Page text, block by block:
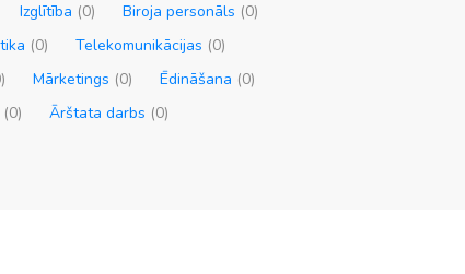
Izglītība (0) Biroja personāls (0)
(0) Telekomunikācijas (0)
Mārketings (0) Ēdināšana (0)
(0) Ārštata darbs (0)